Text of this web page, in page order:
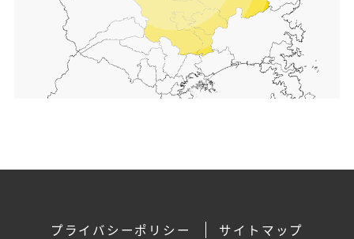
プライバシーポリシー サイトマップ